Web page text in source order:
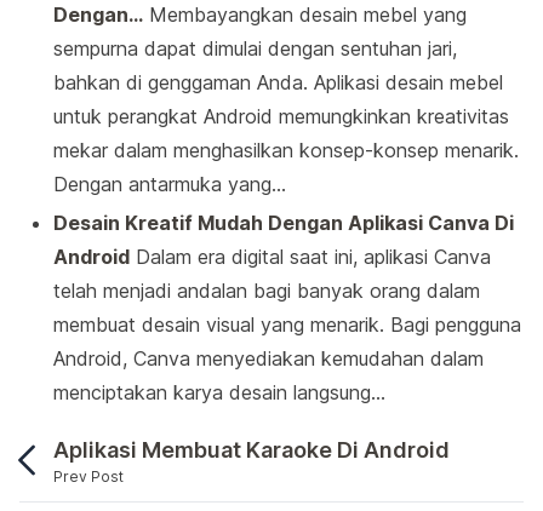
Dengan… Membayangkan desain mebel yang
sempurna dapat dimulai dengan sentuhan jari,
bahkan di genggaman Anda. Aplikasi desain mebel
untuk perangkat Android memungkinkan kreativitas
mekar dalam menghasilkan konsep-konsep menarik.
Dengan antarmuka yang…
Desain Kreatif Mudah Dengan Aplikasi Canva Di
Android Dalam era digital saat ini, aplikasi Canva
telah menjadi andalan bagi banyak orang dalam
membuat desain visual yang menarik. Bagi pengguna
Android, Canva menyediakan kemudahan dalam
menciptakan karya desain langsung…
Aplikasi Membuat Karaoke Di Android
Prev Post
Membuat leaflet secara praktis dan efektif kini